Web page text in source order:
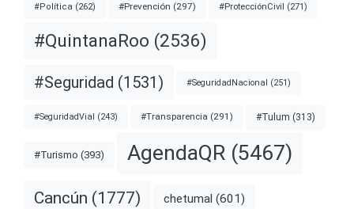
#Política (262) #Prevención (297) #ProtecciónCivil (271)
#QuintanaRoo (2536)
#Seguridad (1531) #SeguridadNacional (251)
#SeguridadVial (243) #Transparencia (291) #Tulum (313)
#Turismo (393) AgendaQR (5467)
Cancún (1777) chetumal (601)